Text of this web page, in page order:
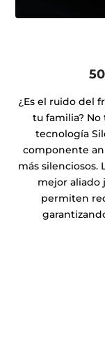
¿Es el ruido del
tu familia? No
tecnología
componente
más silenciosos.
mejor aliado
permiten